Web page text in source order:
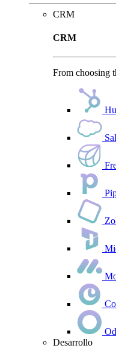
CRM
CRM
From choosing
Desarrollo